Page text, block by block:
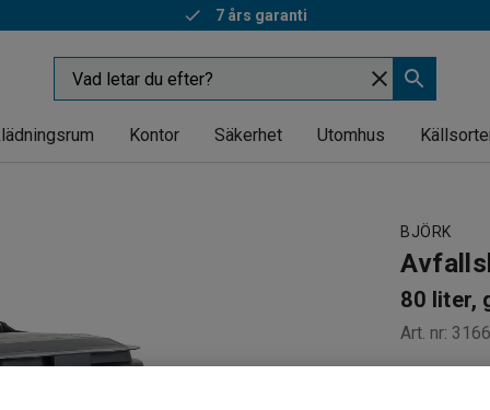
7 års garanti
Kontor Säkerhet Utomhus
BJÖRK
80 liter,
Art. nr: